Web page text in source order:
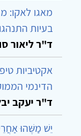
מאגו לאקו:
בעיות
ד"ר ליאור
אקטיביות
הדינמי
ד"ר יעקב
יֵשׁ מַשֶּׁהוּ